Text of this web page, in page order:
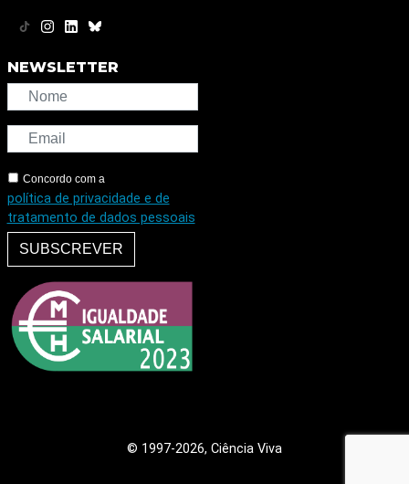
NEWSLETTER
Concordo com a
política de privacidade e de
tratamento de dados pessoais
SUBSCREVER
© 1997-2026, Ciência Viva